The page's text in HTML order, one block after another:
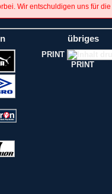
Wir entschuldigen uns für
übriges
PRINT
PRINT